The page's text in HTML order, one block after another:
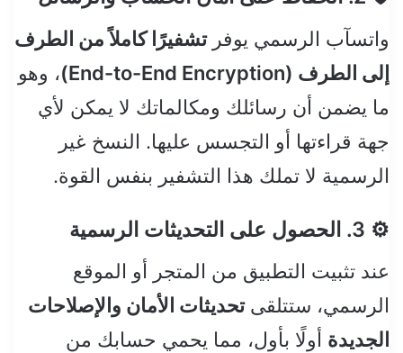
واتسآب الرسمي يوفرتشفيرًا كاملاً من الطرف
إلى الطرف (End-to-End Encryption)
، وهو
ما يضمن أن رسائلك ومكالماتك لا يمكن لأي
جهة قراءتها أو التجسس عليها. النسخ غير
الرسمية لا تملك هذا التشفير بنفس القوة.
⚙️ 3. الحصول على التحديثات الرسمية
عند تثبيت التطبيق من المتجر أو الموقع
الرسمي، ستتلقىتحديثات الأمان والإصلاحات
الجديدة أولًا بأول، مما يحمي حسابك من